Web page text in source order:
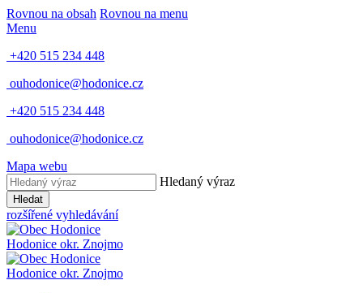
Rovnou na obsah Rovnou na menu
Menu
+420 515 234 448
ouhodonice@hodonice.cz
+420 515 234 448
ouhodonice@hodonice.cz
Mapa webu
Hledaný výraz
Hledat
rozšířené vyhledávání
Hodonice okr. Znojmo
Hodonice okr. Znojmo